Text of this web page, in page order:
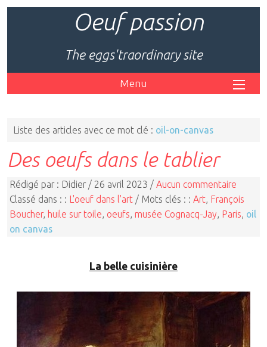
Oeuf passion
The eggs'traordinary site
Menu
Liste des articles avec ce mot clé : oil-on-canvas
Des oeufs dans le tablier
Rédigé par : Didier / 26 avril 2023 / Aucun commentaire
Classé dans : : L'oeuf dans l'art / Mots clés : : Art François
Boucher, huile sur toile oeufs musée Cognacq-Jay Paris oil
on canvas
La belle cuisinière